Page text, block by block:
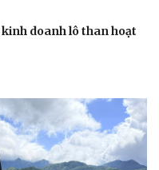
chuyện thời sự
truyện đêm khuya
doanh lô than hoạt